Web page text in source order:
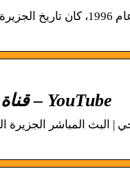
قصتنا.. منذ تأسيسها في
AlJazeera Arabic قناة الجزيرة – البث المباشر – YouTube